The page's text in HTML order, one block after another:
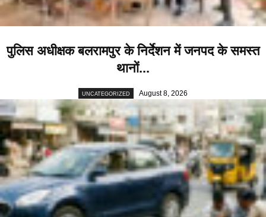
पुलिस अधीक्षक बलरामपुर के निर्देशन में जनपद के समस्त
थानों...
UNCATEGORIZED August 8, 2026